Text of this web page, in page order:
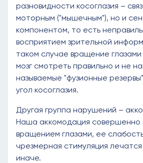
разновидности косоглазия –
моторным ("мышечным"), но и
компонентом, то есть
восприятием зрительной
таком случае вращение глазами
мозг смотреть правильно и не
называемые "фузионные
угол косоглазия.
Другая группа нарушений –
Наша аккомодация совершенно
вращением глазами, ее
чрезмерная стимуляция
иначе.